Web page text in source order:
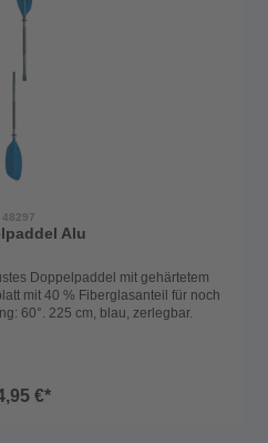
48297
Alu
Doppelpaddel mit gehärtetem
mit 40 % Fiberglasanteil für noch
60°. 225 cm, blau, zerlegbar.
€*